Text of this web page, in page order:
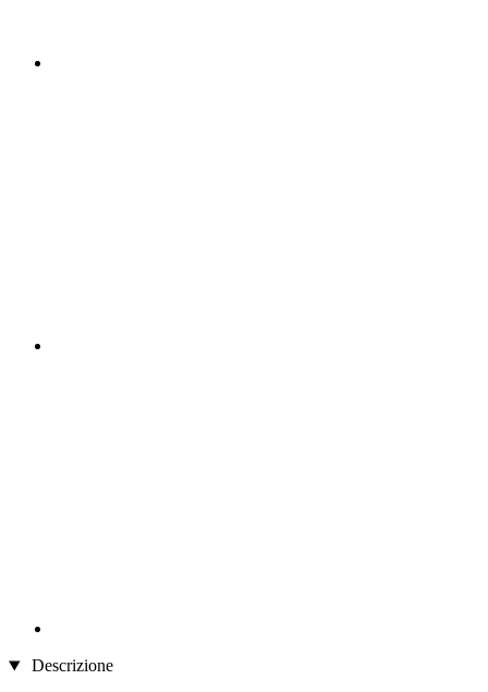
Descrizione